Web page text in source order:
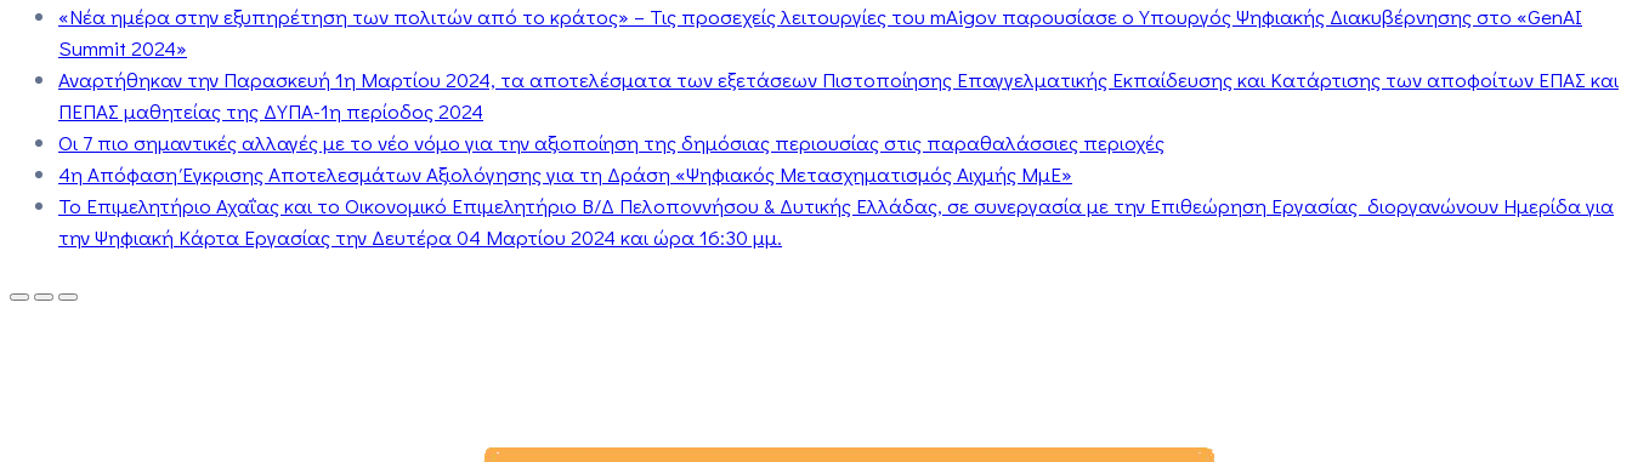
«Νέα ημέρα στην εξυπηρέτηση των πολιτών από το κράτος» – Τις προσεχείς λειτουργίες του mAigov παρουσίασε ο Υπουργός Ψηφιακής Διακυβέρνησης στο «GenAI
Summit 2024»
Αναρτήθηκαν την Παρασκευή 1η Μαρτίου 2024, τα αποτελέσματα των εξετάσεων Πιστοποίησης Επαγγελματικής Εκπαίδευσης και Κατάρτισης των αποφοίτων ΕΠΑΣ και
ΠΕΠΑΣ μαθητείας της ΔΥΠΑ-1η περίοδος 2024
Οι 7 πιο σημαντικές αλλαγές με το νέο νόμο για την αξιοποίηση της δημόσιας περιουσίας στις παραθαλάσσιες περιοχές
4η Απόφαση Έγκρισης Αποτελεσμάτων Αξιολόγησης για τη Δράση «Ψηφιακός Μετασχηματισμός Αιχμής ΜμΕ»
Το Επιμελητήριο Αχαΐας και το Οικονομικό Επιμελητήριο Β/Δ Πελοποννήσου & Δυτικής Ελλάδας, σε συνεργασία με την Επιθεώρηση Εργασίας διοργανώνουν Ημερίδα για
την Ψηφιακή Κάρτα Εργασίας την Δευτέρα 04 Μαρτίου 2024 και ώρα 16:30 μμ.